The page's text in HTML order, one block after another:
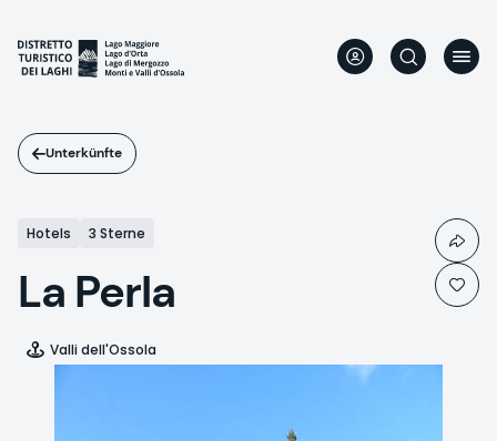
Inhalt
Unterkünfte
Hotels 3 Sterne
La Perla
Valli dell'Ossola